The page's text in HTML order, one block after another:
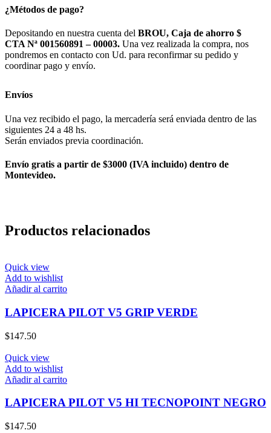
¿Métodos de pago?
Depositando en nuestra cuenta del BROU, Caja de ahorro $
CTA Nª 001560891 – 00003. Una vez realizada la compra, nos
pondremos en contacto con Ud. para reconfirmar su pedido y
coordinar pago y envío.
Envíos
Una vez recibido el pago, la mercadería será enviada dentro de las
siguientes 24 a 48 hs.
Serán enviados previa coordinación.
Envío gratis a partir de $3000 (IVA incluido) dentro de
Montevideo.
Productos relacionados
Quick view
Add to wishlist
Añadir al carrito
LAPICERA PILOT V5 GRIP VERDE
$147.50
Quick view
Add to wishlist
Añadir al carrito
LAPICERA PILOT V5 HI TECNOPOINT NEGRO
$147.50